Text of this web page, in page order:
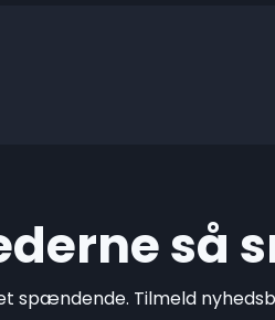
så
spændende. Tilmeld